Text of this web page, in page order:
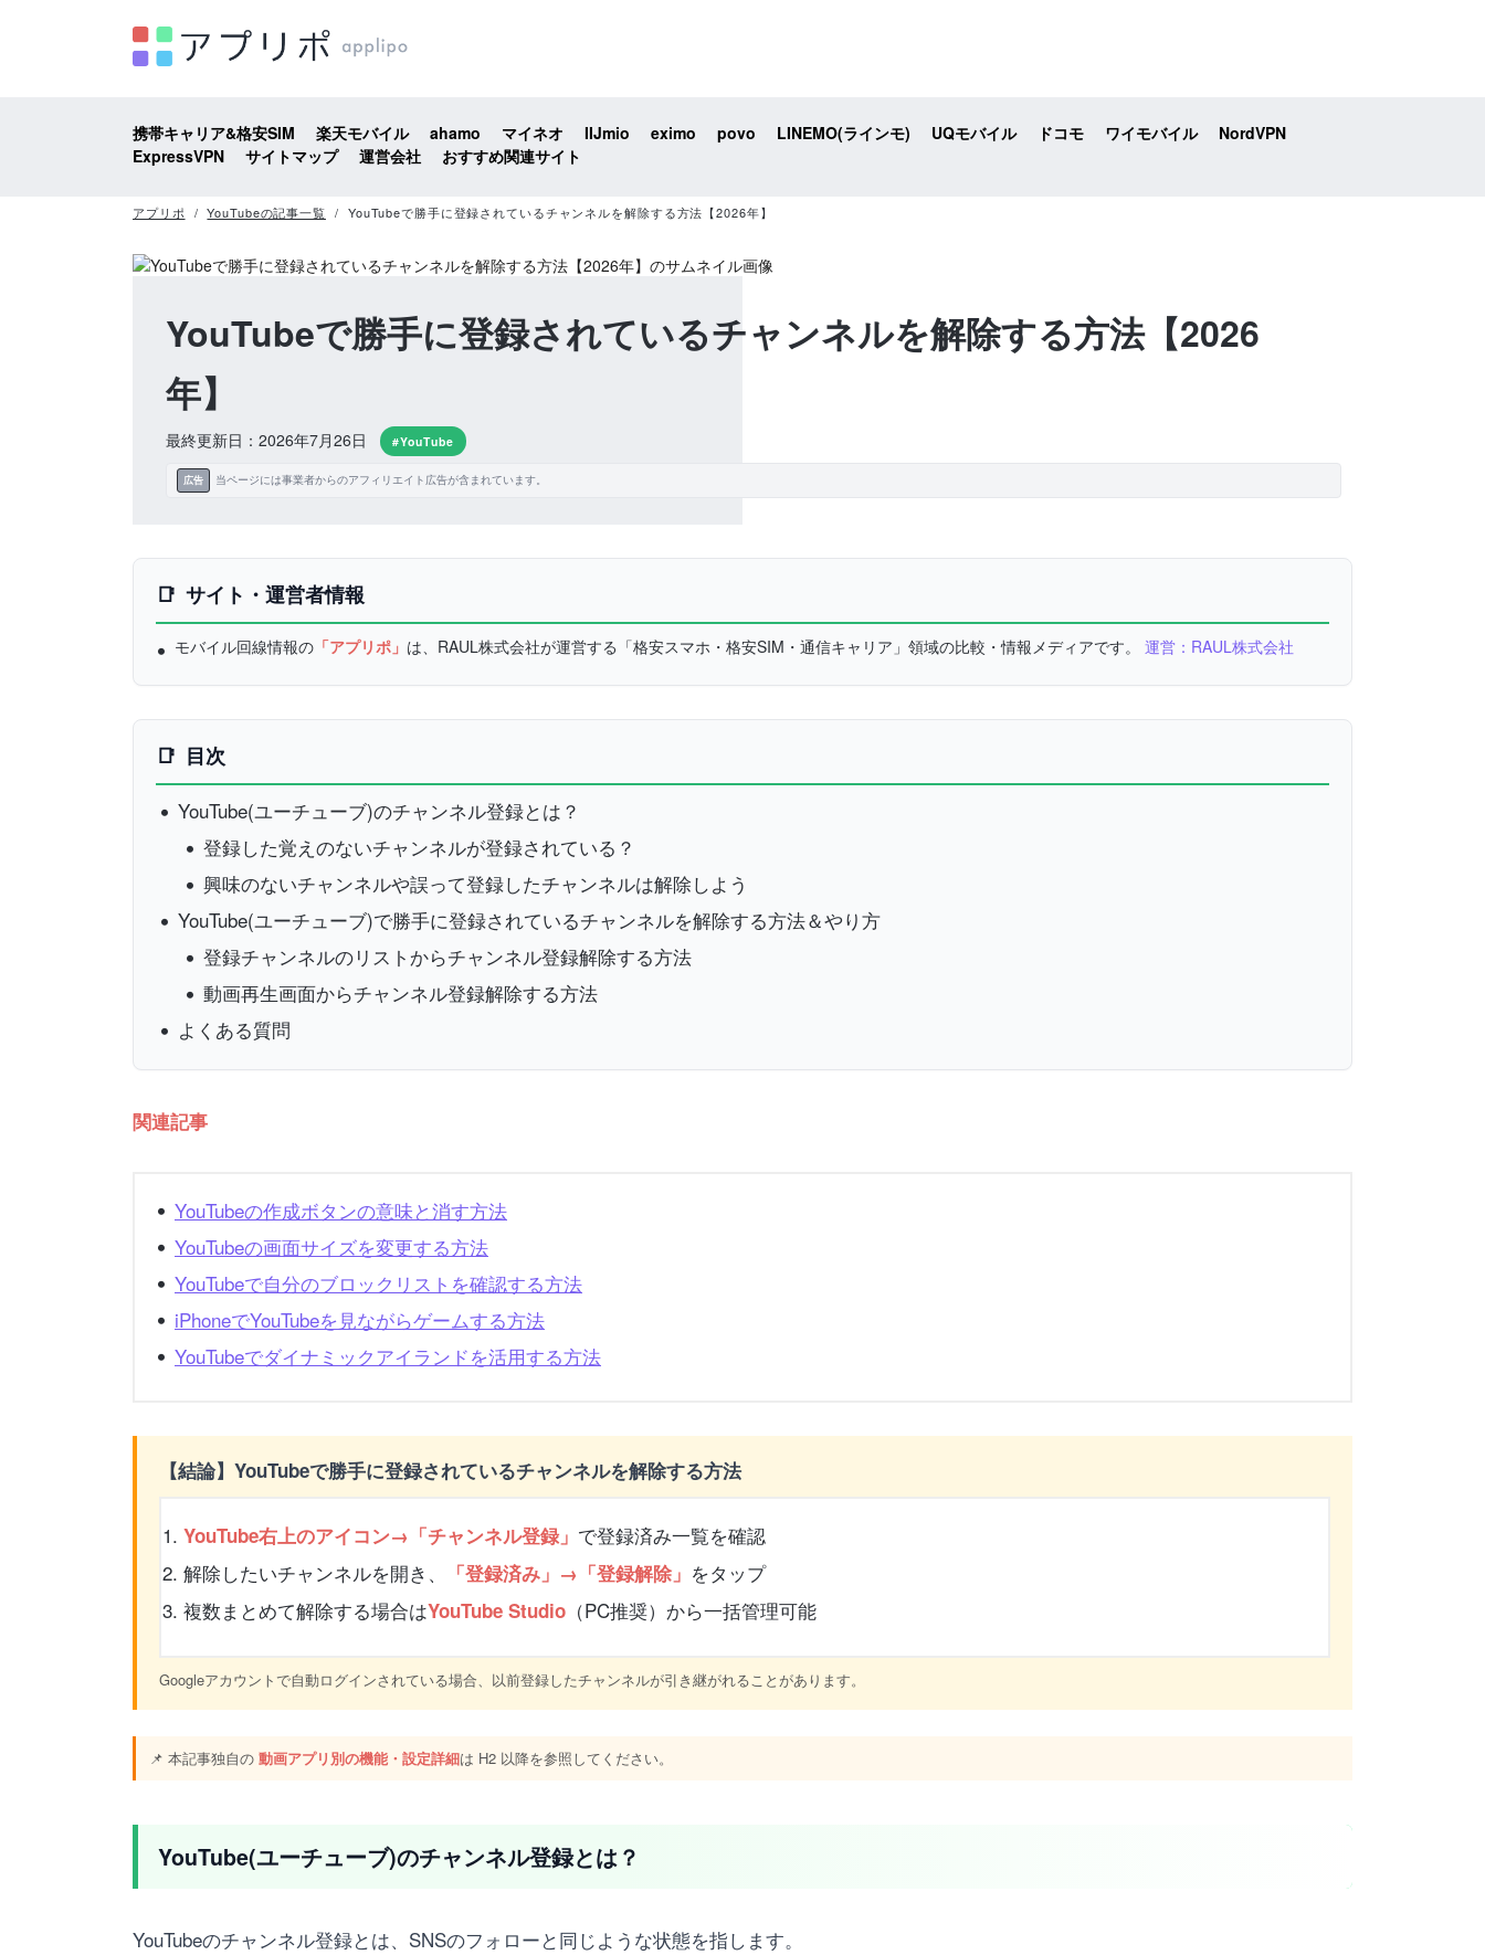
携帯キャリア&格安SIM 楽天モバイル ahamo マイネオ IIJmio eximo povo LINEMO(ラインモ) UQモバイル ドコモ ワイモバイル
NordVPN
ExpressVPN
サイトマップ 運営会社 おすすめ関連サイト
アプリポ YouTubeの記事一覧 YouTubeで勝手に登録されているチャンネルを解除する方法【2026年】
YouTubeで勝手に登録されているチャンネルを解除する方法【2026
年】
最終更新日：2026年7月26日 #YouTube
広告 当ページには事業者からのアフィリエイト広告が含まれています。
サイト・運営者情報
モバイル回線情報の 「アプリポ」 は、RAUL株式会社が運営する「格安スマホ・格安SIM・通信キャリア」領域の比較・情報メディアです。 運営：RAUL株式会社
目次
YouTube(ユーチューブ)のチャンネル登録とは？
登録した覚えのないチャンネルが登録されている？
興味のないチャンネルや誤って登録したチャンネルは解除しよう
YouTube(ユーチューブ)で勝手に登録されているチャンネルを解除する方法＆やり方
登録チャンネルのリストからチャンネル登録解除する方法
動画再生画面からチャンネル登録解除する方法
よくある質問
関連記事
YouTubeの作成ボタンの意味と消す方法
YouTubeの画面サイズを変更する方法
YouTubeで自分のブロックリストを確認する方法
iPhoneでYouTubeを見ながらゲームする方法
YouTubeでダイナミックアイランドを活用する方法
【結論】YouTubeで勝手に登録されているチャンネルを解除する方法
YouTube右上のアイコン→「チャンネル登録」 で登録済み一覧を確認
解除したいチャンネルを開き、
「登録済み」→「登録解除」 をタップ
複数まとめて解除する場合はYouTube Studio（PC推奨）から一括管理可能
Googleアカウントで自動ログインされている場合、以前登録したチャンネルが引き継がれることがあります。
📌 本記事独自の 動画アプリ別の機能・設定詳細は H2 以降を参照してください。
YouTube(ユーチューブ)のチャンネル登録とは？
YouTubeのチャンネル登録とは、SNSのフォローと同じような状態を指します。